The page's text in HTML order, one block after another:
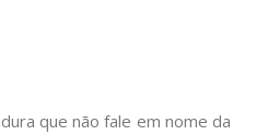
que não fale em nome da